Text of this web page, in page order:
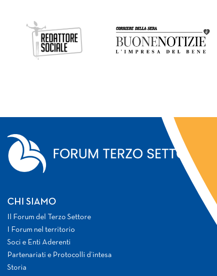
CHI SIAMO
Il Forum del Terzo Settore
I Forum nel territorio
Soci e Enti Aderenti
Partenariati e Protocolli d’intesa
Storia